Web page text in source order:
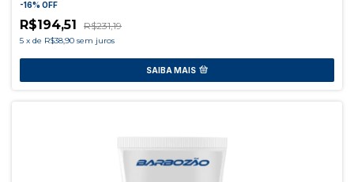
-16% OFF
R$194,51 R$231,19
5 x de R$38,90 sem juros
SAIBA MAIS